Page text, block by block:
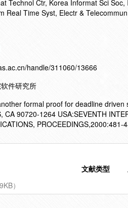
Technol Ctr, Korea Informat Sci
Real Time Syst, Electr &
handle/311060/13666
件研究所
formal proof for deadline driven
CA 90720-1264 USA:SEVENTH
PROCEEDINGS,2000:481-
文献类型
）